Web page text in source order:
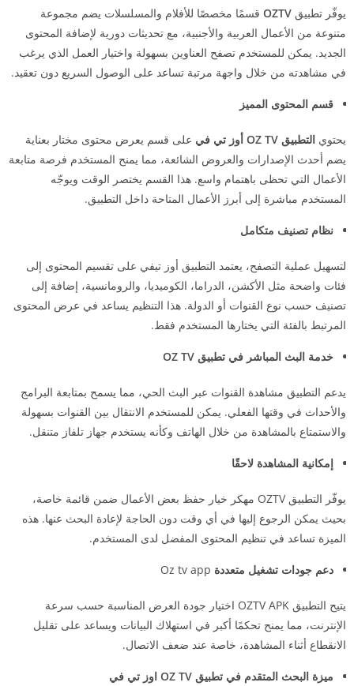
يوفّر تطبيق OZTV قسمًا مخصصًا للأفلام والمسلسلات يضم مجموعة
متنوعة من الأعمال العربية والأجنبية، مع تحديثات دورية لإضافة المحتوى
الجديد. يمكن للمستخدم تصفح العناوين بسهولة واختيار العمل الذي يرغب
في مشاهدته من خلال واجهة مرتبة تساعد على الوصول السريع دون تعقيد.
قسم المحتوى المميز
يحتوي التطبيق OZ TV أوز تي في
على قسم يعرض محتوى مختار بعناية
يضم أحدث الإصدارات والعروض الشائعة، مما يمنح المستخدم فرصة متابعة
الأعمال التي تحظى باهتمام واسع. هذا القسم يختصر الوقت ويوجّه
المستخدم مباشرة إلى أبرز الأعمال المتاحة داخل التطبيق.
نظام تصنيف متكامل
لتسهيل عملية التصفح، يعتمد التطبيق أوز تيفي على تقسيم المحتوى إلى
فئات واضحة مثل الأكشن، الدراما، الكوميديا، والرومانسية، إضافة إلى
تصنيف حسب نوع القنوات أو الدولة. هذا التنظيم يساعد في عرض المحتوى
المرتبط بالفئة التي يختارها المستخدم فقط.
خدمة البث المباشر في تطبيق OZ TV
يدعم التطبيق مشاهدة القنوات عبر البث الحي، مما يسمح بمتابعة البرامج
والأحداث في وقتها الفعلي. يمكن للمستخدم الانتقال بين القنوات بسهولة
والاستمتاع بالمشاهدة من خلال الهاتف وكأنه يستخدم جهاز تلفاز متنقل.
إمكانية المشاهدة لاحقًا
يوفّر التطبيق OZTV مهكر خيار حفظ بعض الأعمال ضمن قائمة خاصة،
بحيث يمكن الرجوع إليها في أي وقت دون الحاجة لإعادة البحث عنها. هذه
الميزة تساعد في تنظيم المحتوى المفضل لدى المستخدم.
دعم جودات تشغيل متعددة
يتيح التطبيق OZTV APK اختيار جودة العرض المناسبة حسب سرعة
الإنترنت، مما يمنح تحكمًا أكبر في استهلاك البيانات ويساعد على تقليل
الانقطاع أثناء المشاهدة، خاصة عند ضعف الاتصال.
ميزة البحث المتقدم في تطبيق OZ TV اوز تي في